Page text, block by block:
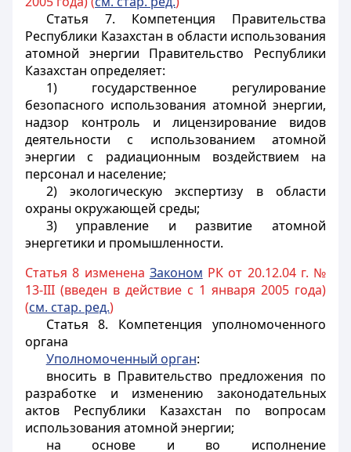
Статья 7. Компетенция Правительства
Республики Казахстан в области использования
атомной энергии Правительство Республики
Казахстан определяет:
1) государственное регулирование
безопасного использования атомной энергии,
надзор контроль и лицензирование видов
деятельности с использованием атомной
энергии с радиационным воздействием на
персонал и население;
2) экологическую экспертизу в области
охраны окружающей среды;
3) управление и развитие атомной
энергетики и промышленности.
Статья 8 изменена Законом РК от 20.12.04 г. №
13-III (введен в действие с 1 января 2005 года)
(см. стар. ред.)
Статья 8. Компетенция уполномоченного
органа
Уполномоченный орган:
вносить в Правительство предложения по
разработке и изменению законодательных
актов Республики Казахстан по вопросам
использования атомной энергии;
на основе и во исполнение